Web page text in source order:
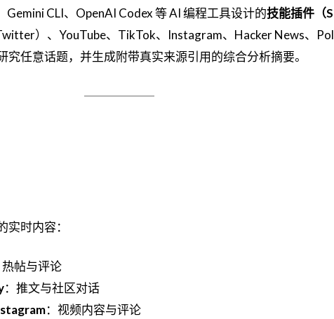
CLI、OpenAI Codex 等 AI 编程工具设计的技能插件（
）、YouTube、TikTok、Instagram、Hacker News、
任意话题，并生成附带真实来源引用的综合分析摘要。
时内容：
帖与评论
：推文与社区对话
：视频内容与评论